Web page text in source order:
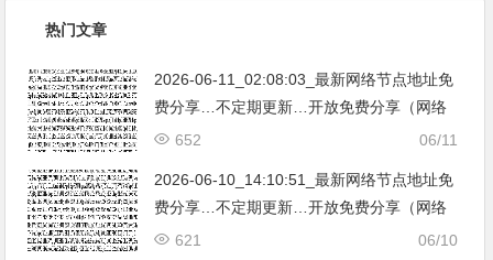
热门文章
2026-06-11_02:08:03_最新网络节点地址免
费分享…不定期更新…开放免费分享（网络
免费节点香港|日本|韩国|新加坡|台湾|马来西
06/11
652
2026-06-10_14:10:51_最新网络节点地址免
费分享…不定期更新…开放免费分享（网络
免费节点香港|日本|韩国|新加坡|台湾|马来西
06/10
621